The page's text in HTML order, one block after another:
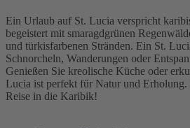
Ein Urlaub auf St. Lucia verspricht
begeistert mit smaragdgrünen
und türkisfarbenen Stränden. Ein St.
Schnorcheln, Wanderungen oder
Genießen Sie kreolische Küche oder
Lucia ist perfekt für Natur und
Reise in die Karibik!